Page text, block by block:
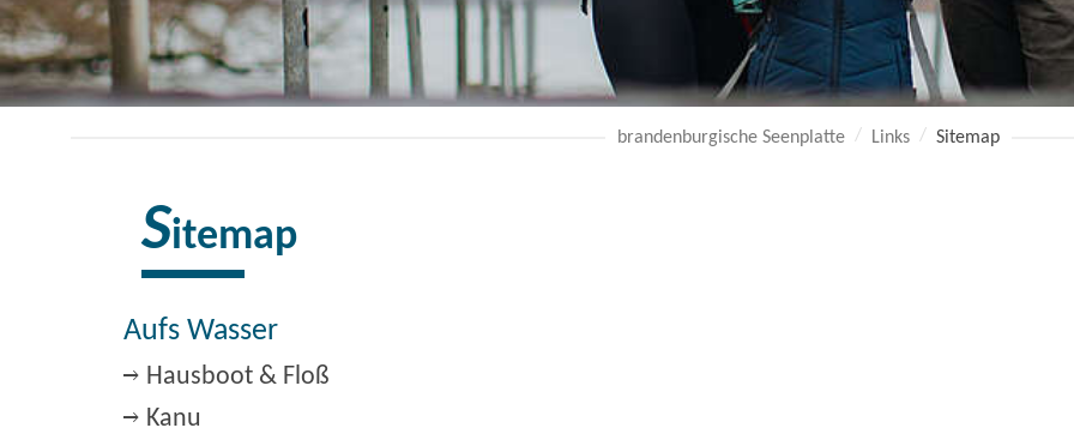
brandenburgische Seenplatte Links Sitemap
Sitemap
Aufs Wasser
Hausboot & Floß
Kanu